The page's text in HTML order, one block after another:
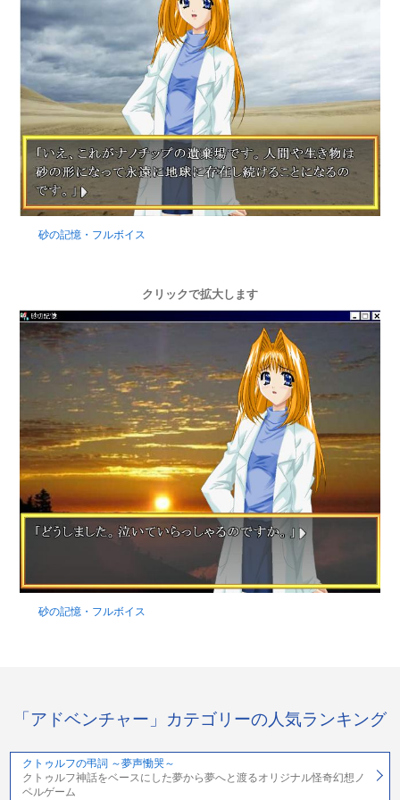
砂の記憶・フルボイス
クリックで拡大します
砂の記憶・フルボイス
「アドベンチャー」カテゴリーの人気ランキング
クトゥルフの弔詞 ～夢声慟哭～
クトゥルフ神話をベースにした夢から夢へと渡るオリジナル怪奇幻想ノ
ベルゲーム